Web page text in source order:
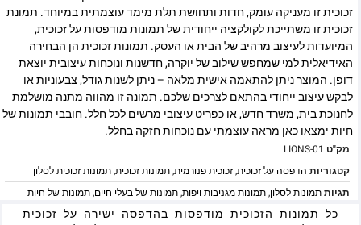
זכוכית זו מעניקה עומק, חדות ותחושת תלת מימד עוצמתית במיוחד. תמונת
זכוכית זו משתייכת לקולקציה ייחודית של תמונות מודפסות על זכוכית,
המיועדות לעיצוב מרהיב של הבית או העסק. תמונות זכוכית הן הבחירה
האידיאלית למי שמחפש שילוב של יוקרה, חדשנות ונוכחות עיצובית יוצאת
דופן. המוצר ניתן להתאמה אישית מלאה – ניתן לשנות גודל, צבעוניות או
לבקש עיצוב ייחודי בהתאם לצרכים שלכם. תמונה זו מהווה מתנה מושלמת
לחנוכת בית, משרד חדש, או כפריט עיצובי מרשים לכל חלל. חובבי תמונות של
חיות ימצאו כאן מראה עוצמתי עם נוכחות חזקה בחלל.
מק"ט LIONS-01
קטגוריות הדפסה על זכוכית,זכוכית פנורמית,תמונות זכוכית,תמונות זכוכית לסלון
תגיותתמונות לסלון,תמונות מגניבות ויפות,תמונות של בעלי חיים,תמונות של חיות
כל תמונות הזכוכית מודפסות בהדפסה ישירה על זכוכית